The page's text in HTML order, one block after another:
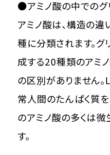
●アミノ酸の中でのグ
アミノ酸は、構造の
種に分類されます。
成する20種類のアミ
の区別がありません
常人間のたんぱく質
のアミノ酸の多くは
す。